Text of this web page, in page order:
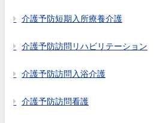
介護予防短期入所療養介護
介護予防訪問リハビリテーション
介護予防訪問入浴介護
介護予防訪問看護